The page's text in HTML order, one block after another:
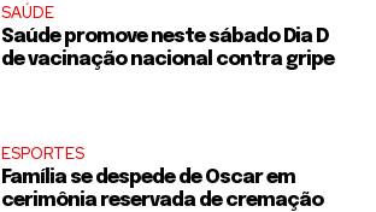
SAÚDE
Saúde promove neste sábado Dia D
de vacinação nacional contra gripe
ESPORTES
Família se despede de Oscar em
cerimônia reservada de cremação